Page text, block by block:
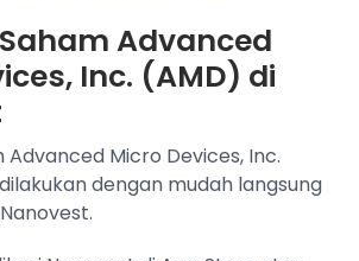
Advanced
Inc. (AMD) di
Micro Devices, Inc.
dengan mudah langsung